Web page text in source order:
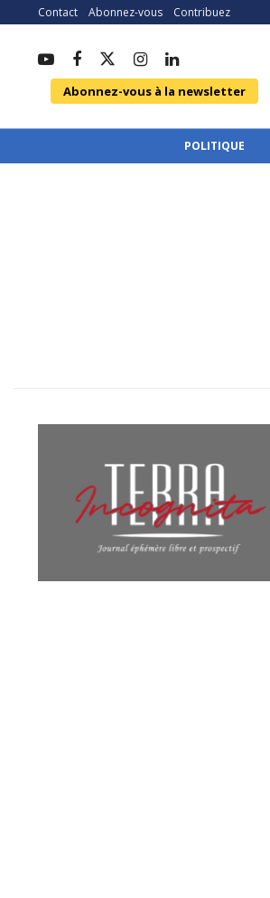
Contact Abonnez-vous Contribuez
Abonnez-vous à la newsletter
POLITIQUE